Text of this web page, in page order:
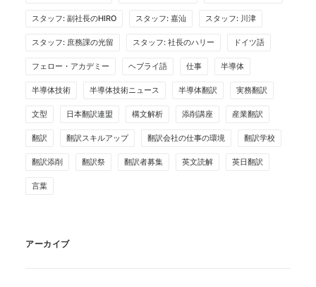
スタッフ: 副社長のHIRO スタッフ: 嘉汕 スタッフ: 川津
スタッフ: 庶務課の光留 スタッフ: 社長のハリー ドイツ語
フェロー・アカデミー ヘブライ語 仕事 半導体
半導体技術 半導体技術ニュース 半導体翻訳 実務翻訳
文型 日本翻訳連盟 構文解析 添削講座 産業翻訳
翻訳 翻訳スキルアップ 翻訳会社の仕事の環境 翻訳学校
翻訳添削 翻訳祭 翻訳者募集 英文読解 英日翻訳
言葉
アーカイブ